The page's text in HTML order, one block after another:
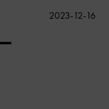
公
2023-12-16